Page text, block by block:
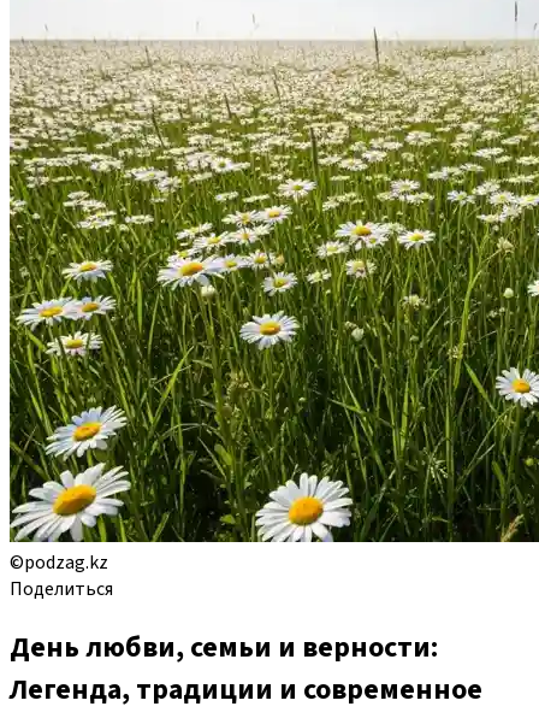
©podzag.kz
Поделиться
День любви, семьи и верности:
Легенда, традиции и современное